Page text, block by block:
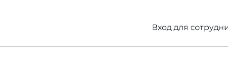
Вход для